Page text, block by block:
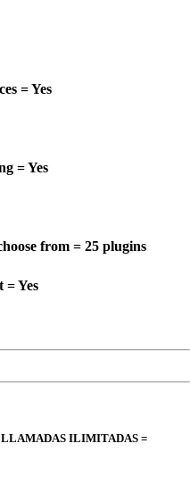
= Yes
= Yes
from = 25 plugins
= Yes
LLAMADAS ILIMITADAS =